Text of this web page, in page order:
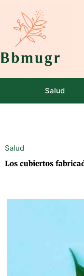
contenido
Salud
Salud
Los cubiertos